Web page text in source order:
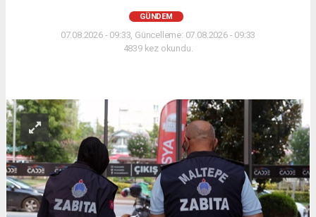
GÜNDEM
07.08.2026 - 09:33, Güncelleme: 07.08.2026 - 09:33
4839 kez okundu.